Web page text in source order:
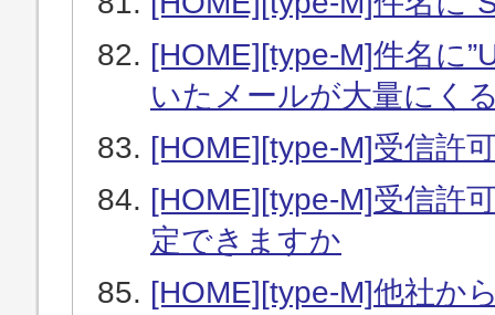
[HOME][type-M]件名に
いたメールが大量にく
[HOME][type-M]受信許
[HOME][type-M]受信許
定できますか
[HOME][type-M]他社か